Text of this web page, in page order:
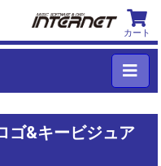
カート
ゴ&キービジュア